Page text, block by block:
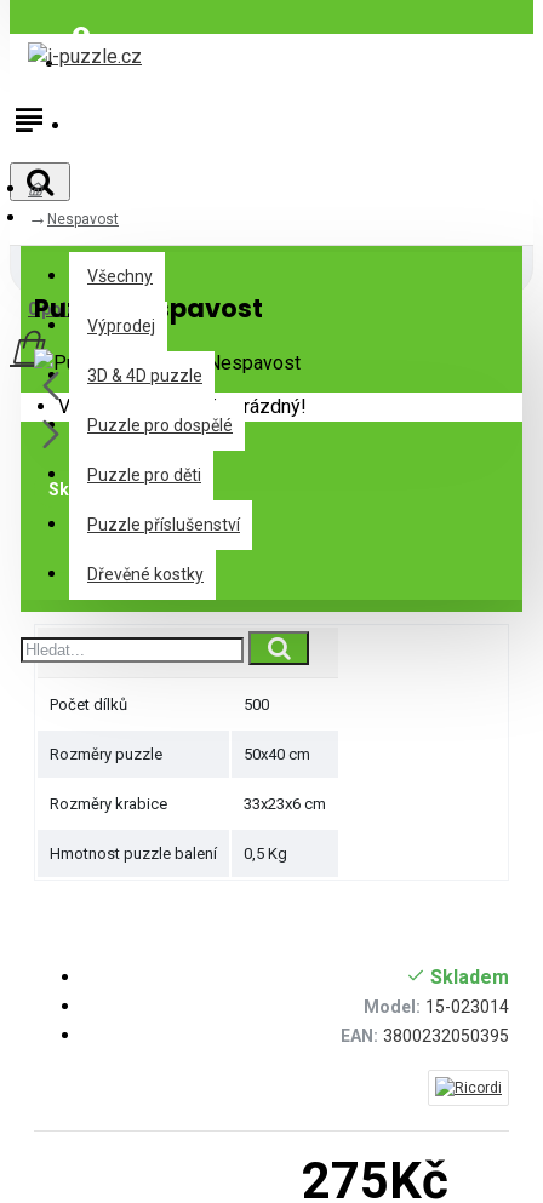
Přihlásit
Všechny
Všechny
Výprodej
3D & 4D puzzle
Puzzle pro dospělé
Puzzle pro děti
Puzzle příslušenství
Dřevěné kostky
0 položek - 0Kč
Váš nákupní košík je prázdný!
Nespavost
Puzzle Nespavost
Skladem
Specifikace
Parametry produktu
Počet dílků 500
Rozměry puzzle 50x40 cm
Rozměry krabice 33x23x6 cm
Hmotnost puzzle balení 0,5 Kg
275Kč
Skladem
Model: 15-023014
EAN: 3800232050395